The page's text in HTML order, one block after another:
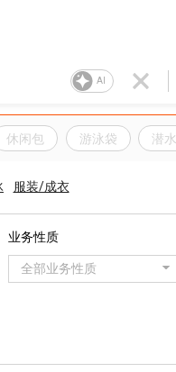
AI
休闲包 游泳袋 潜
服装/成衣
业务性质
全部业务性质